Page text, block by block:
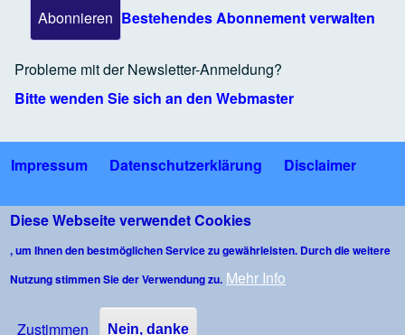
Bestehendes Abonnement verwalten
Probleme mit der Newsletter-Anmeldung?
Bitte wenden Sie sich an den Webmaster
Fußzeile
Impressum Datenschutzerklärung Disclaimer
Bildnachweise Nutzungsbedingungen Gäste-WLAN
Kommentarrichtlinie
reserved - Developed & Designed Raimund Langosch
Diese Webseite verwendet Cookies
, um Ihnen den bestmöglichen Service zu gewährleisten. Durch die weitere
Nutzung stimmen Sie der Verwendung zu. Mehr Info
Zustimmen Nein, danke